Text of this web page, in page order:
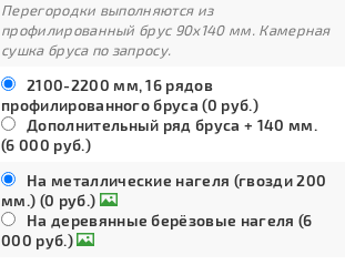
Перегородки выполняются из
профилированный брус 90х140 мм. Камерная
сушка бруса по запросу.
2100-2200 мм, 16 рядов
профилированного бруса (0 руб.)
Дополнительный ряд бруса + 140 мм.
(6 000 руб.)
На металлические нагеля (гвозди 200
мм.) (0 руб.)
На деревянные берёзовые нагеля (6
000 руб.)